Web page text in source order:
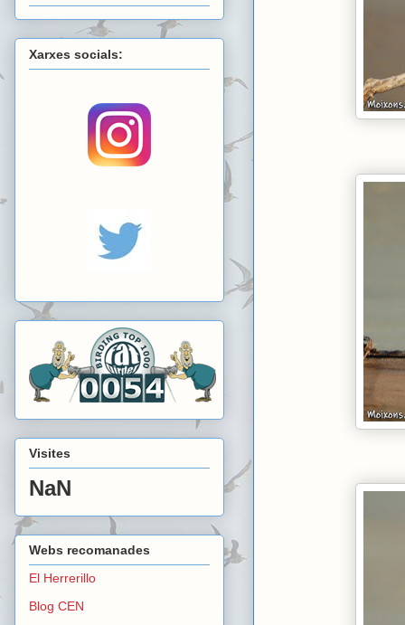
Xarxes socials:
Visites
NaN
Webs recomanades
El Herrerillo
Blog CEN